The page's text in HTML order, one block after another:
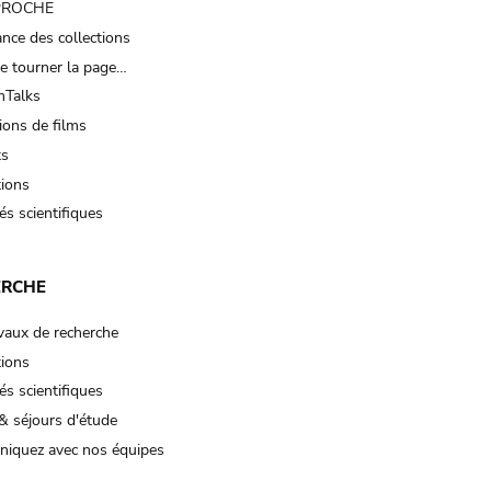
des collections
tourner la page…
de films
scientifiques
de recherche
scientifiques
séjours d'étude
avec nos équipes